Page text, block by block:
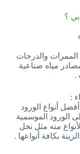
؟
والدرجات
مياه صناعية
.
:
أنواع الورود
الورود الموسمية
منه مثل نخل
بكافة أنواعها .